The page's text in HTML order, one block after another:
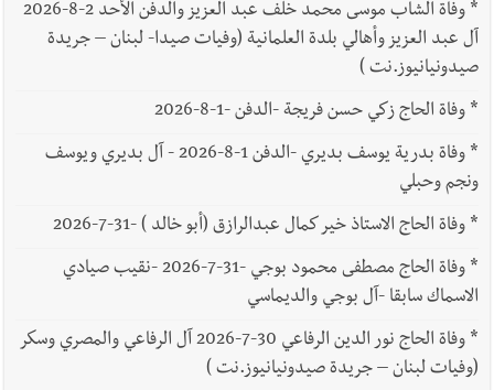
*
وفاة الشاب موسى محمد خلف عبد العزيز والدفن الأحد 2-8-2026
آل عبد العزيز وأهالي بلدة العلمانية (وفيات صيدا- لبنان – جريدة
صيدونيانيوز.نت )
*وفاة الحاج زكي حسن فريجة -الدفن -1-8-2026
*
وفاة بدرية يوسف بديري -الدفن 1-8-2026 - آل بديري ويوسف
ونجم وحبلي
*وفاة الحاج الاستاذ خير كمال عبدالرازق (أبو خالد ) -31-7-2026
*
وفاة الحاج مصطفى محمود بوجي -31-7-2026 -نقيب صيادي
الاسماك سابقا -آل بوجي والديماسي
*
وفاة الحاج نور الدين الرفاعي 30-7-2026 آل الرفاعي والمصري وسكر
(وفيات لبنان – جريدة صيدونيانيوز.نت )